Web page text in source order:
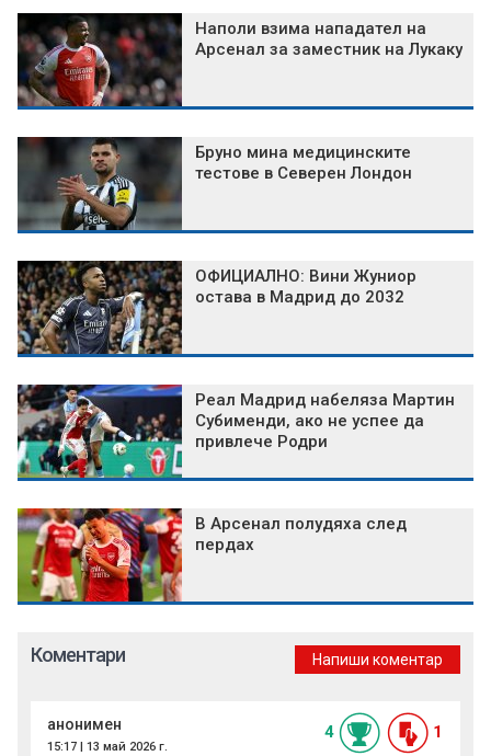
Наполи взима нападател на
Арсенал за заместник на Лукаку
Бруно мина медицинските
тестове в Северен Лондон
ОФИЦИАЛНО: Вини Жуниор
остава в Мадрид до 2032
Реал Мадрид набеляза Мартин
Субименди, ако не успее да
привлече Родри
В Арсенал полудяха след
пердах
Коментари Напиши коментар
анонимен
15:17 | 13 май 2026 г.
4 1